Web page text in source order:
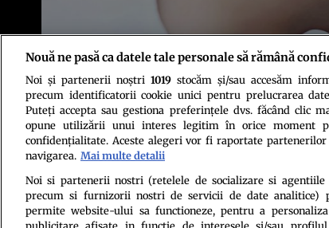
Sursa foto: Shutterstock
Politica
Nouă ne pasă ca datele tale personale să rămână
Noi și partenerii noștri 1019stocăm și/sau accesăm
precum identificatorii cookie unici pentru prelucrarea
Puteți accepta sau gestiona preferințele dvs. făcând clic
opune utilizării unui interes legitim în orice moment
confidențialitate. Aceste alegeri vor fi raportate
navigarea. Mai multe detalii
Noi si partenerii nostri (retelele de socializare si agentiile
precum si furnizorii nostri de servicii de date analitice)
permite website-ului sa functioneze, pentru a